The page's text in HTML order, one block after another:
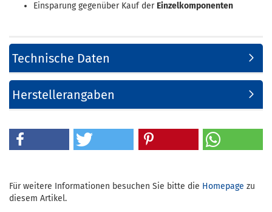
Einsparung gegenüber Kauf der Einzelkomponenten
Technische Daten
Herstellerangaben
Für weitere Informationen besuchen Sie bitte die Homepage zu
diesem Artikel.